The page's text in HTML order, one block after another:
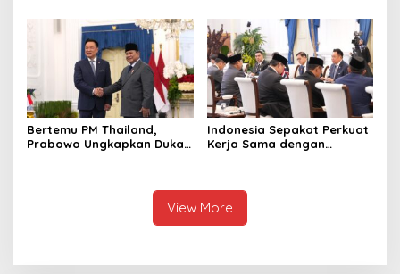
Pendaftaran Resminya di
Sini
Bertemu PM Thailand,
Prabowo Ungkapkan Duka
Indonesia Sepakat Perkuat
Kerja Sama dengan
View More